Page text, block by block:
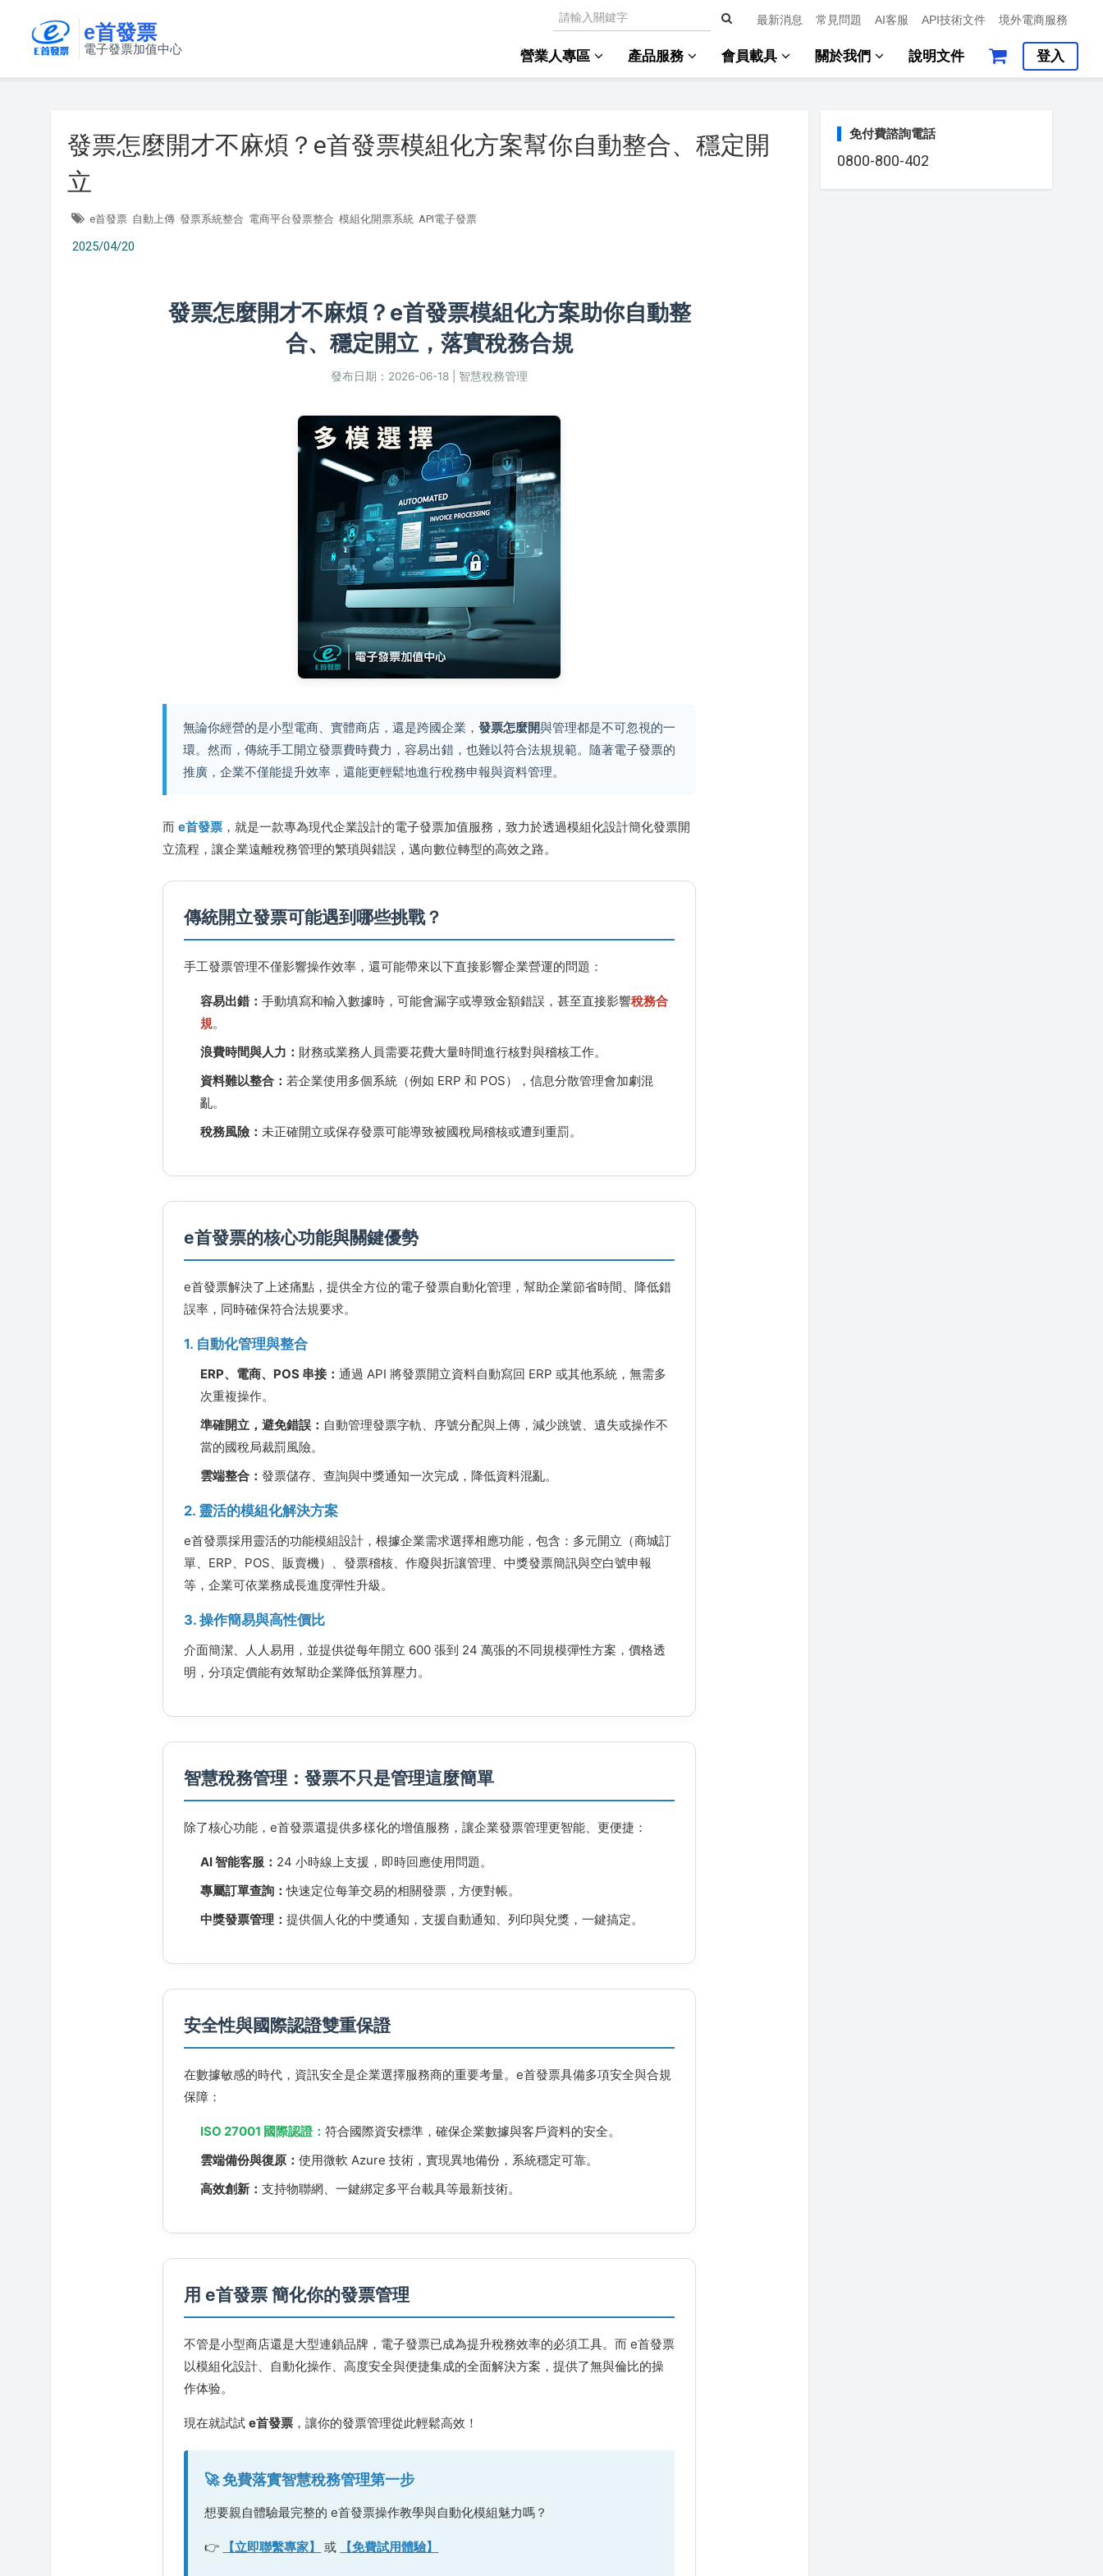
e首發票
電子發票加值中心
最新消息 常見問題 AI客服 API技術文件 境外電商服務
營業人專區 產品服務 會員載具 關於我們 說明文件 登入
發票怎麼開才不麻煩？e首發票模組化方案幫你自動整合、穩定開
立
e首發票 自動上傳 發票系統整合 電商平台發票整合 模組化開票系統 API電子發票
2025/04/20
發票怎麼開才不麻煩？e首發票模組化方案助你自動整
合、穩定開立，落實稅務合規
發布日期：2026-06-18 | 智慧稅務管理
無論你經營的是小型電商、實體商店，還是跨國企業，發票怎麼開與管理都是不可忽視的一
環。然而，傳統手工開立發票費時費力，容易出錯，也難以符合法規規範。隨著電子發票的
推廣，企業不僅能提升效率，還能更輕鬆地進行稅務申報與資料管理。
而e首發票 ，就是一款專為現代企業設計的電子發票加值服務，致力於透過模組化設計簡化發票開
立流程，讓企業遠離稅務管理的繁瑣與錯誤，邁向數位轉型的高效之路。
傳統開立發票可能遇到哪些挑戰？
手工發票管理不僅影響操作效率，還可能帶來以下直接影響企業營運的問題：
容易出錯：手動填寫和輸入數據時，可能會漏字或導致金額錯誤，甚至直接影響稅務合
規。
浪費時間與人力： 財務或業務人員需要花費大量時間進行核對與稽核工作。
資料難以整合：若企業使用多個系統（例如 ERP 和 POS），信息分散管理會加劇混
亂。
稅務風險：未正確開立或保存發票可能導致被國稅局稽核或遭到重罰。
e首發票的核心功能與關鍵優勢
e首發票解決了上述痛點，提供全方位的電子發票自動化管理，幫助企業節省時間、降低錯
誤率，同時確保符合法規要求。
1. 自動化管理與整合
ERP、電商、POS 串接：通過 API 將發票開立資料自動寫回 ERP 或其他系統，無需多
次重複操作。
準確開立，避免錯誤： 自動管理發票字軌、序號分配與上傳，減少跳號、遺失或操作不
當的國稅局裁罰風險。
雲端整合：發票儲存、查詢與中獎通知一次完成，降低資料混亂。
2. 靈活的模組化解決方案
e首發票採用靈活的功能模組設計，根據企業需求選擇相應功能，包含：多元開立（商城訂
單、ERP、POS、販賣機）、發票稽核、作廢與折讓管理、中獎發票簡訊與空白號申報
等，企業可依業務成長進度彈性升級。
3. 操作簡易與高性價比
介面簡潔、人人易用，並提供從每年開立 600 張到 24 萬張的不同規模彈性方案，價格透
明，分項定價能有效幫助企業降低預算壓力。
智慧稅務管理：發票不只是管理這麼簡單
除了核心功能，e首發票還提供多樣化的增值服務，讓企業發票管理更智能、更便捷：
AI 智能客服： 24 小時線上支援，即時回應使用問題。
專屬訂單查詢：快速定位每筆交易的相關發票，方便對帳。
中獎發票管理：提供個人化的中獎通知，支援自動通知、列印與兌獎，一鍵搞定。
安全性與國際認證雙重保證
在數據敏感的時代，資訊安全是企業選擇服務商的重要考量。e首發票具備多項安全與合規
保障：
ISO 27001 國際認證：符合國際資安標準，確保企業數據與客戶資料的安全。
雲端備份與復原：使用微軟 Azure 技術，實現異地備份，系統穩定可靠。
高效創新：支持物聯網、一鍵綁定多平台載具等最新技術。
用 e首發票 簡化你的發票管理
不管是小型商店還是大型連鎖品牌，電子發票已成為提升稅務效率的必須工具。而 e首發票
以模組化設計、自動化操作、高度安全與便捷集成的全面解決方案，提供了無與倫比的操
作体验。
現在就試試e首發票 ，讓你的發票管理從此輕鬆高效！
🚀 免費落實智慧稅務管理第一步
想要親自體驗最完整的 e首發票操作教學與自動化模組魅力嗎？
👉 【立即聯繫專家】 或 【免費試用體驗】
免付費諮詢電話
0800-800-402